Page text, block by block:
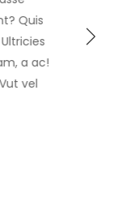
Quis
a ac!
vel